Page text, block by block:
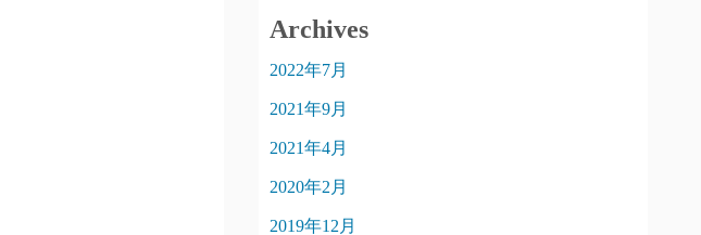
Archives
2022年7月
2021年9月
2021年4月
2020年2月
2019年12月